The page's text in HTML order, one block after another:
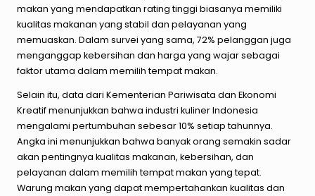
makan yang mendapatkan rating tinggi biasanya memiliki
kualitas makanan yang stabil dan pelayanan yang
memuaskan. Dalam survei yang sama, 72% pelanggan juga
menganggap kebersihan dan harga yang wajar sebagai
faktor utama dalam memilih tempat makan.
Selain itu, data dari Kementerian Pariwisata dan Ekonomi
Kreatif menunjukkan bahwa industri kuliner Indonesia
mengalami pertumbuhan sebesar 10% setiap tahunnya.
Angka ini menunjukkan bahwa banyak orang semakin sadar
akan pentingnya kualitas makanan, kebersihan, dan
pelayanan dalam memilih tempat makan yang tepat.
Warung makan yang dapat mempertahankan kualitas dan